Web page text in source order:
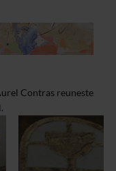
Contras reuneste